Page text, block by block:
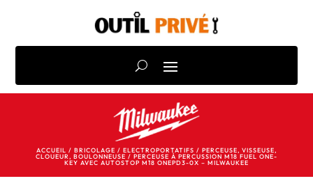
ACCUEIL / BRICOLAGE / ELECTROPORTATIFS / PERCEUSE, VISSEUSE,
CLOUEUR, BOULONNEUSE / PERCEUSE À PERCUSSION M18 FUEL ONE-
KEY AVEC AUTOSTOP M18 ONEPD3-0X – MILWAUKEE